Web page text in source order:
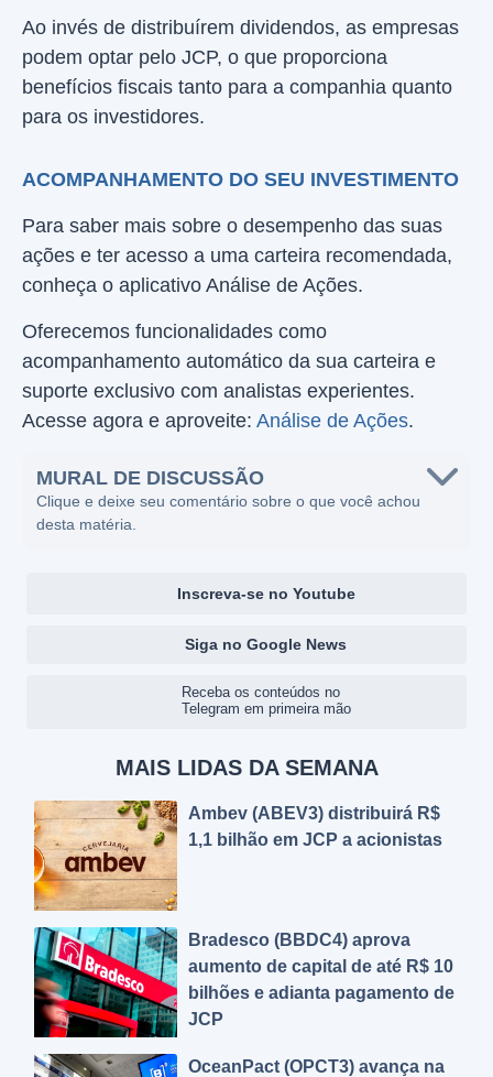
Ao invés de distribuírem dividendos, as empresas
podem optar pelo JCP, o que proporciona
benefícios fiscais tanto para a companhia quanto
para os investidores.
ACOMPANHAMENTO DO SEU INVESTIMENTO
Para saber mais sobre o desempenho das suas
ações e ter acesso a uma carteira recomendada,
conheça o aplicativo Análise de Ações.
Oferecemos funcionalidades como
acompanhamento automático da sua carteira e
suporte exclusivo com analistas experientes.
Acesse agora e aproveite: Análise de Ações.
MURAL DE DISCUSSÃO
Clique e deixe seu comentário sobre o que você achou
desta matéria.
Inscreva-se no Youtube
Siga no Google News
Receba os conteúdos no
Telegram em primeira mão
MAIS LIDAS DA SEMANA
Ambev (ABEV3) distribuirá R$
1,1 bilhão em JCP a acionistas
Bradesco (BBDC4) aprova
aumento de capital de até R$ 10
bilhões e adianta pagamento de
JCP
OceanPact (OPCT3) avança na